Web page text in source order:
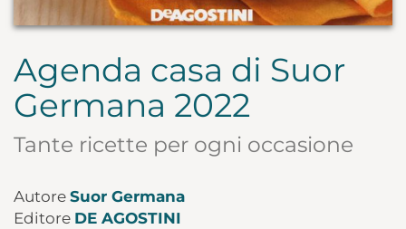
Agenda casa di Suor
Germana 2022
Tante ricette per ogni occasione
Autore Suor Germana
Editore DE AGOSTINI